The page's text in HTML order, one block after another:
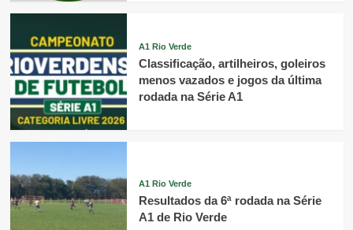
A1 Rio Verde
Classificação, artilheiros, goleiros
menos vazados e jogos da última
rodada na Série A1
A1 Rio Verde
Resultados da 6ª rodada na Série
A1 de Rio Verde